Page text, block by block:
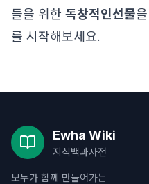
들을 위한 독창적인선물
를 시작해보세요.
Ewha Wiki
지식백과사전
모두가 함께 만들어가는